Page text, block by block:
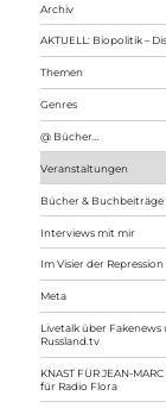
Archiv
AKTUELL: Biopolitik –
Themen
Genres
@ Bücher…
Veranstaltungen
Bücher & Buchbeiträge
Interviews mit mir
Im Visier der Repression
Meta
Livetalk über
Russland.tv
KNAST FÜR JEAN-
für Radio Flora